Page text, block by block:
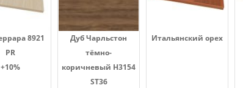
8921
PR
+10%
Дуб Чарльстон
тёмно-
коричневый H3154
ST36
Итальянский орех